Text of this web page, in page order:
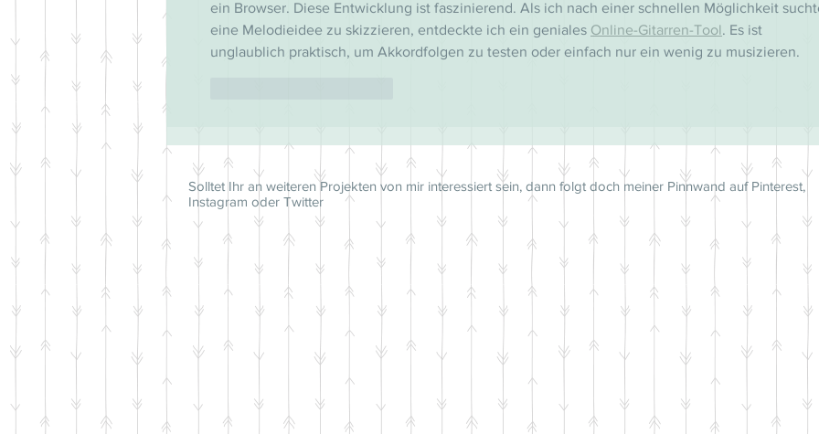
ein Browser. Diese Entwicklung ist faszinierend. Als ich nach einer schnellen Möglichkeit
eine Melodieidee zu skizzieren, entdeckte ich ein geniales Online-Gitarren-Tool. Es ist
unglaublich praktisch, um Akkordfolgen zu testen oder einfach nur ein wenig zu musizieren.
Solltet Ihr an weiteren Projekten von mir interessiert sein, dann folgt doch meiner Pinnwand auf Pinterest,
Instagram oder Twitter